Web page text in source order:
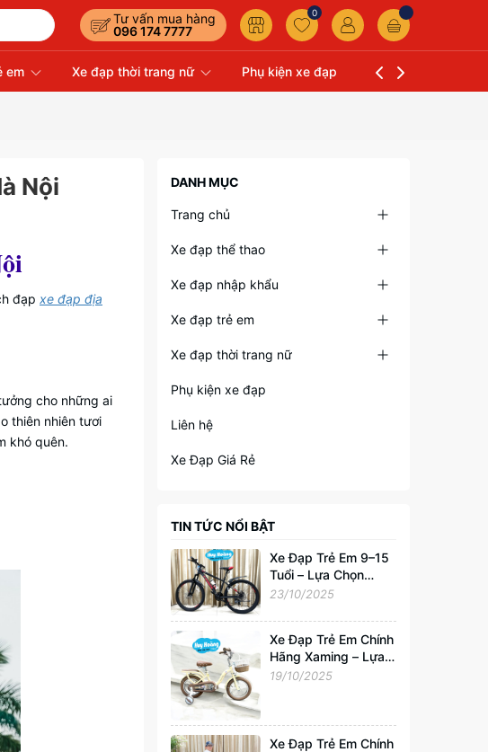
Tư vấn mua hàng
096 174 7777
0
em Xe đạp thời trang nữ Phụ kiện xe đạp Liên hệ
Nội
đạp xe đạp địa
cho những ai
thiên nhiên tươi
khó quên.
DANH MỤC
Trang chủ
Xe đạp thể thao
Xe đạp nhập khẩu
Xe đạp trẻ em
Xe đạp thời trang nữ
Phụ kiện xe đạp
Liên hệ
Xe Đạp Giá Rẻ
TIN TỨC NỔI BẬT
Xe Đạp Trẻ Em 9–15
Tuổi – Lựa Chọn
Hoàn Hảo Cho Tuổi
23/10/2025
Xe Đạp Trẻ Em Chính
Hãng Xaming – Lựa
Chọn Hoàn Hảo Cho
19/10/2025
Xe Đạp Trẻ Em Chính